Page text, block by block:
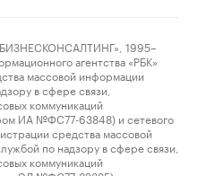
1995–
агентства «РБК»
массовой информации
в сфере связи,
коммуникаций
ИА №ФС77-63848) и сетевого
средства массовой
по надзору в сфере связи,
коммуникаций